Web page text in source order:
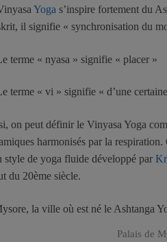
Yoga s’inspire fortement du
il signifie « synchronisation du
terme « nyasa » signifie « placer »
terme « vi » signifie « d’une
on peut définir le Vinyasa Yoga
harmonisés par la
style de yoga fluide développé par
du 20ème siècle.
Palais de